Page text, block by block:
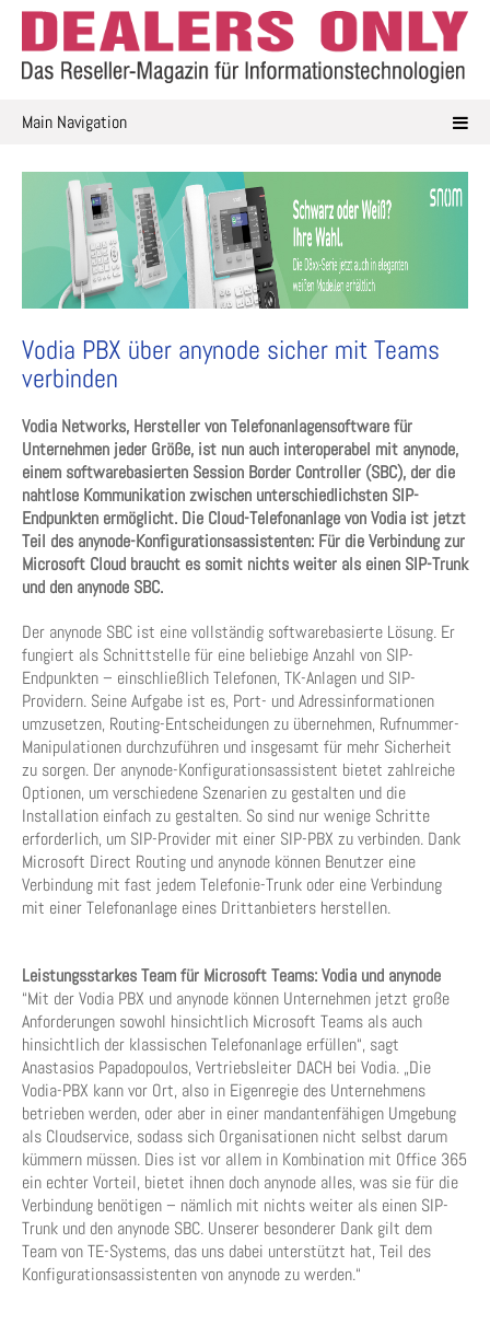
Skip
content
Main Navigation
Vodia PBX über anynode sicher mit Teams
verbinden
Vodia Networks, Hersteller von Telefonanlagensoftware für
Unternehmen jeder Größe, ist nun auch interoperabel mit anynode,
einem softwarebasierten Session Border Controller (SBC), der die
nahtlose Kommunikation zwischen unterschiedlichsten SIP-
Endpunkten ermöglicht. Die Cloud-Telefonanlage von Vodia ist jetzt
Teil des anynode-Konfigurationsassistenten: Für die Verbindung zur
Microsoft Cloud braucht es somit nichts weiter als einen SIP-Trunk
und den anynode SBC.
Der anynode SBC ist eine vollständig softwarebasierte Lösung. Er
fungiert als Schnittstelle für eine beliebige Anzahl von SIP-
Endpunkten – einschließlich Telefonen, TK-Anlagen und SIP-
Providern. Seine Aufgabe ist es, Port- und Adressinformationen
umzusetzen, Routing-Entscheidungen zu übernehmen, Rufnummer-
Manipulationen durchzuführen und insgesamt für mehr Sicherheit
zu sorgen. Der anynode-Konfigurationsassistent bietet zahlreiche
Optionen, um verschiedene Szenarien zu gestalten und die
Installation einfach zu gestalten. So sind nur wenige Schritte
erforderlich, um SIP-Provider mit einer SIP-PBX zu verbinden. Dank
Microsoft Direct Routing und anynode können Benutzer eine
Verbindung mit fast jedem Telefonie-Trunk oder eine Verbindung
mit einer Telefonanlage eines Drittanbieters herstellen.
Leistungsstarkes Team für Microsoft Teams: Vodia und anynode
“Mit der Vodia PBX und anynode können Unternehmen jetzt große
Anforderungen sowohl hinsichtlich Microsoft Teams als auch
hinsichtlich der klassischen Telefonanlage erfüllen“, sagt
Anastasios Papadopoulos, Vertriebsleiter DACH bei Vodia. „Die
Vodia-PBX kann vor Ort, also in Eigenregie des Unternehmens
betrieben werden, oder aber in einer mandantenfähigen Umgebung
als Cloudservice, sodass sich Organisationen nicht selbst darum
kümmern müssen. Dies ist vor allem in Kombination mit Office 365
ein echter Vorteil, bietet ihnen doch anynode alles, was sie für die
Verbindung benötigen – nämlich mit nichts weiter als einen SIP-
Trunk und den anynode SBC. Unserer besonderer Dank gilt dem
Team von TE-Systems, das uns dabei unterstützt hat, Teil des
Konfigurationsassistenten von anynode zu werden.“